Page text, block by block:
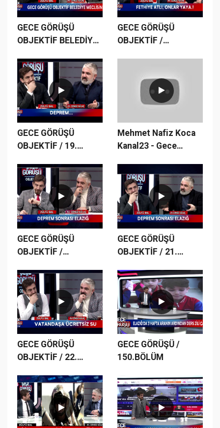
GECE GÖRÜŞÜ
OBJEKTİF BELEDİYE
GECE GÖRÜŞÜ
OBJEKTİF /
GECE GÖRÜŞÜ
OBJEKTİF / 19.
Mehmet Nafiz Koca
Kanal23 - Gece
Deprem Afet Konulu
program
GECE GÖRÜŞÜ
OBJEKTİF /
GECE GÖRÜŞÜ
OBJEKTİF / 21.
GECE GÖRÜŞÜ
OBJEKTİF / 22.
GECE GÖRÜŞÜ /
150.BÖLÜM